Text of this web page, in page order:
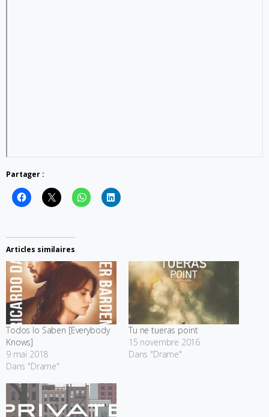
Partager :
Articles similaires
Todos lo Saben [Everybody
Knows]
9 mai 2018
Dans "Drame"
Tu ne tueras point
15 novembre 2016
Dans "Drame"